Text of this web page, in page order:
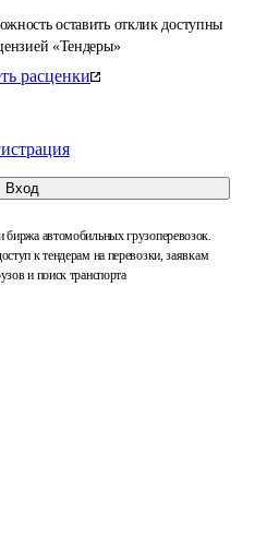
оставить отклик доступны
«Тендеры»
расценки
Вход
автомобильных грузоперевозок.
к тендерам на перевозки, заявкам
и поиск транспорта